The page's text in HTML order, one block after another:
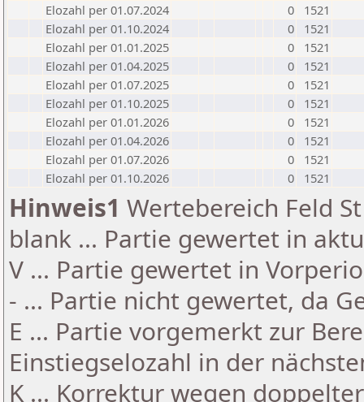
Elozahl per 01.07.2024
0
1521
Elozahl per 01.10.2024
0
1521
Elozahl per 01.01.2025
0
1521
Elozahl per 01.04.2025
0
1521
Elozahl per 01.07.2025
0
1521
Elozahl per 01.10.2025
0
1521
Elozahl per 01.01.2026
0
1521
Elozahl per 01.04.2026
0
1521
Elozahl per 01.07.2026
0
1521
Elozahl per 01.10.2026
0 1521
Hinweis1 Wertebereich Feld
blank ... Partie gewertet in
V ... Partie gewertet in
- ... Partie nicht gewertet, da
E ... Partie vorgemerkt zur
Einstiegselozahl in der
K ... Korrektur wegen